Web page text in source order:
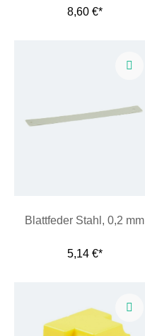
8,60 €*
Blattfeder Stahl, 0,2 mm
5,14 €*